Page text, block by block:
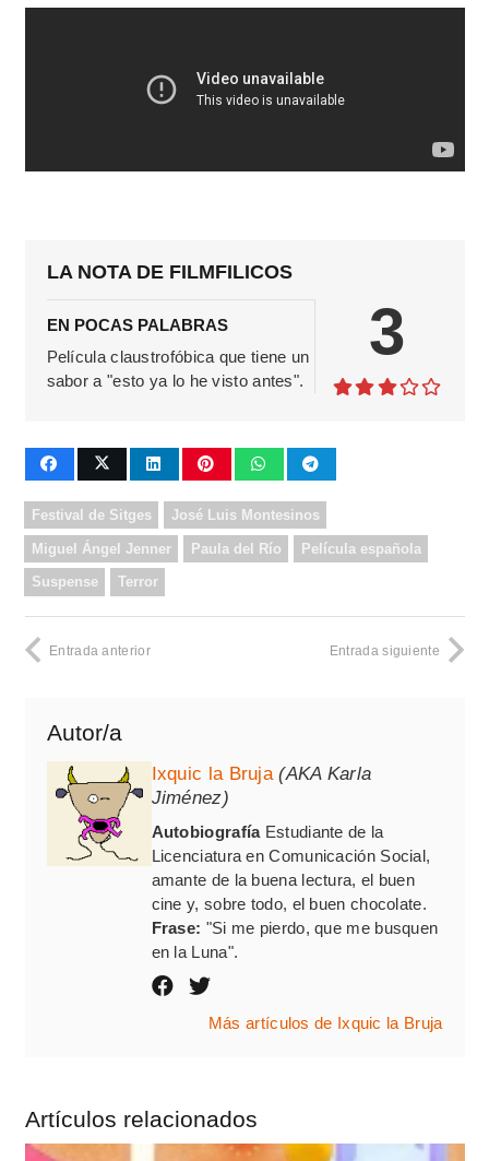
LA NOTA DE FILMFILICOS
EN POCAS PALABRAS
Película claustrofóbica que tiene un
sabor a "esto ya lo he visto antes".
3
Festival de Sitges José Luis Montesinos
Miguel Ángel Jenner Paula del Río Película española
Suspense Terror
Entrada anterior Entrada siguiente
Autor/a
Ixquic la Bruja (AKA Karla
Jiménez)
AutobiografíaEstudiante de la
Licenciatura en Comunicación Social,
amante de la buena lectura, el buen
cine y, sobre todo, el buen chocolate.
Frase: "Si me pierdo, que me busquen
en la Luna".
Más artículos de Ixquic la Bruja
Artículos relacionados